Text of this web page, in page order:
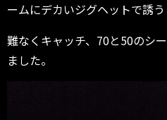
ームにデカいジグヘットで誘う
難なくキャッチ、70と50のシ
ました。